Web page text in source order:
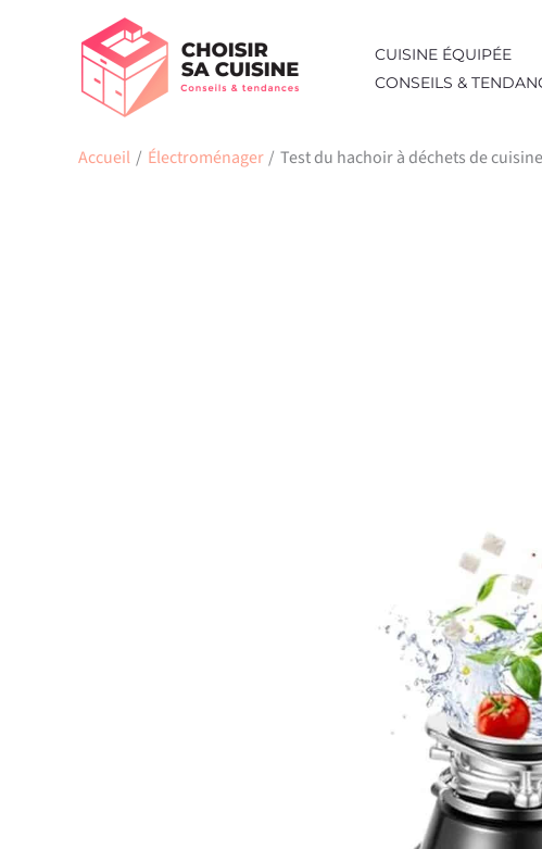
CUISINE ÉQUIPÉE
CONSEILS &
Accueil Électroménager Test du hachoir à déchets de